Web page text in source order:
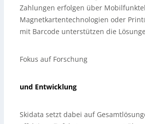
Zahlungen erfolgen über
Magnetkartentechnologien oder
mit Barcode unterstützen die
Fokus auf Forschung
und Entwicklung
Skidata setzt dabei auf